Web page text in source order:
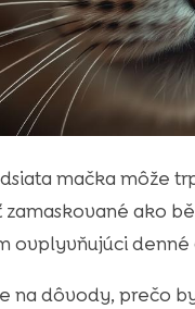
mačka môže
ako
ovplyvňujúci denné
na dôvody, prečo